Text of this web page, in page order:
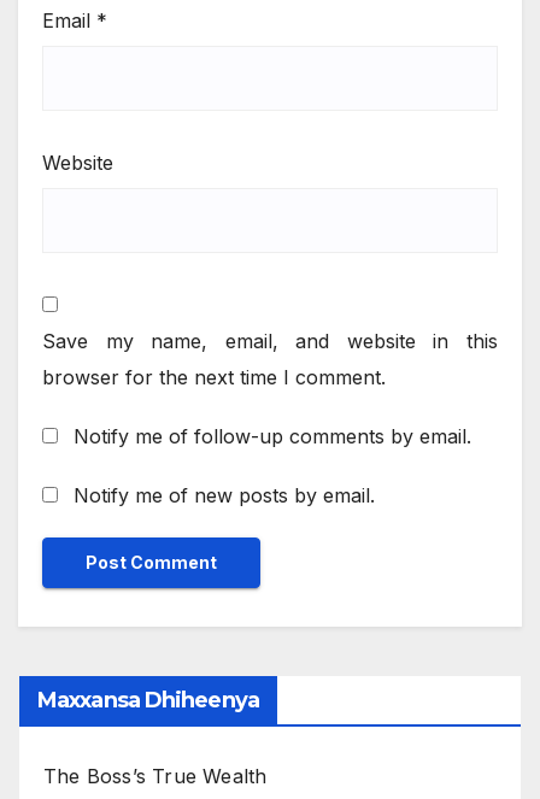
Email *
Website
Save my name, email, and website in this
browser for the next time I comment.
Notify me of follow-up comments by email.
Notify me of new posts by email.
Maxxansa Dhiheenya
The Boss’s True Wealth